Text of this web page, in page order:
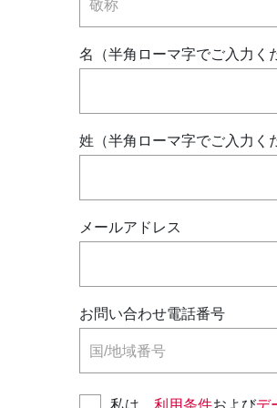
敬称
名（半角ローマ字でご入力く
姓（半角ローマ字でご入力く
メールアドレス
お問い合わせ電話番号
国/地域番号